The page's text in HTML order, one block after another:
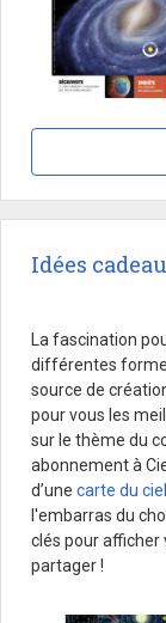
Idées
La fascination
différentes
source de
pour vous les
sur le thème du
abonnement à
d’une carte du ciel
l'embarras du
clés pour
partager !